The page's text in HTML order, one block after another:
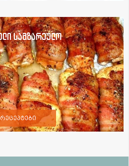
სამზარეულო
რეცეპტები